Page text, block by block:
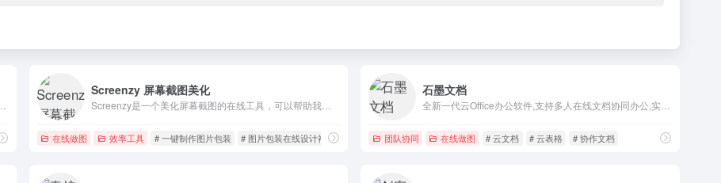
Screenzy 屏幕截图美化
在线做图 效率工具 # 一键制作图片包装 # 图片包装在线设计神器 # 在线截图美化工具
石墨文档
团队协同 在线做图 # 云文档 # 云表格 # 协作文档